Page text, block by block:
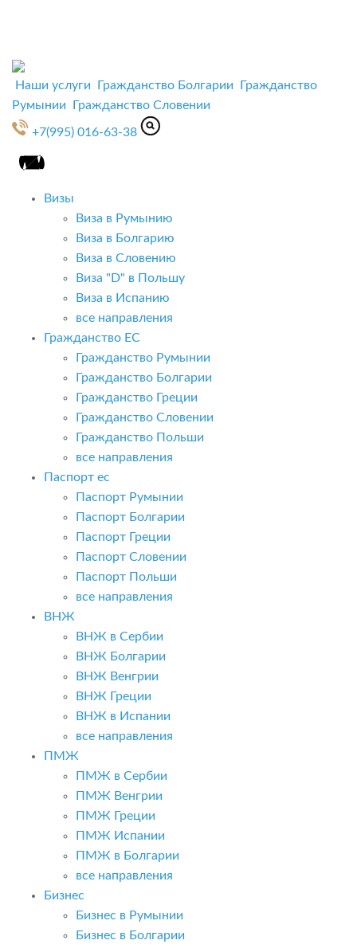
Наши услуги Гражданство Болгарии
Гражданство
Румынии
Гражданство Словении
+7(995) 016-63-38
Визы
Виза в Румынию
Виза в Болгарию
Виза в Словению
Виза "D" в Польшу
Виза в Испанию
все направления
Гражданство ЕС
Гражданство Румынии
Гражданство Болгарии
Гражданство Греции
Гражданство Словении
Гражданство Польши
все направления
Паспорт ес
Паспорт Румынии
Паспорт Болгарии
Паспорт Греции
Паспорт Словении
Паспорт Польши
все направления
ВНЖ
ВНЖ в Сербии
ВНЖ Болгарии
ВНЖ Венгрии
ВНЖ Греции
ВНЖ в Испании
все направления
ПМЖ
ПМЖ в Сербии
ПМЖ Венгрии
ПМЖ Греции
ПМЖ Испании
ПМЖ в Болгарии
все направления
Бизнес
Бизнес в Румынии
Бизнес в Болгарии